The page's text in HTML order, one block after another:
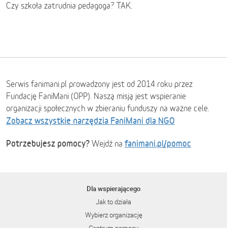
Czy szkoła zatrudnia pedagoga? TAK.
Serwis fanimani.pl prowadzony jest od 2014 roku przez
Fundację FaniMani (OPP). Naszą misją jest wspieranie
organizacji społecznych w zbieraniu funduszy na ważne cele.
Zobacz wszystkie narzędzia FaniMani dla NGO
Potrzebujesz pomocy? Wejdź na fanimani.pl/pomoc
Dla wspierającego
Jak to działa
Wybierz organizację